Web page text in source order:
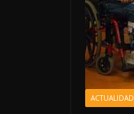
ACTUALIDAD